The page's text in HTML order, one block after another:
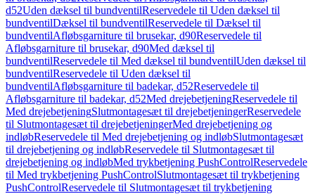
d52Uden dæksel til bundventilReservedele til Uden dæksel til
bundventilDæksel til bundventilReservedele til Dæksel til
bundventilAfløbsgarniture til brusekar, d90Reservedele til
Afløbsgarniture til brusekar, d90Med dæksel til
bundventilReservedele til Med dæksel til bundventilUden dæksel til
bundventilReservedele til Uden dæksel til
bundventilAfløbsgarniture til badekar, d52Reservedele til
Afløbsgarniture til badekar, d52Med drejebetjeningReservedele til
Med drejebetjeningSlutmontagesæt til drejebetjeningerReservedele
til Slutmontagesæt til drejebetjeningerMed drejebetjening og
indløbReservedele til Med drejebetjening og indløbSlutmontagesæt
til drejebetjening og indløbReservedele til Slutmontagesæt til
drejebetjening og indløbMed trykbetjening PushControlReservedele
til Med trykbetjening PushControlSlutmontagesæt til trykbetjening
PushControlReservedele til Slutmontagesæt til trykbetjening